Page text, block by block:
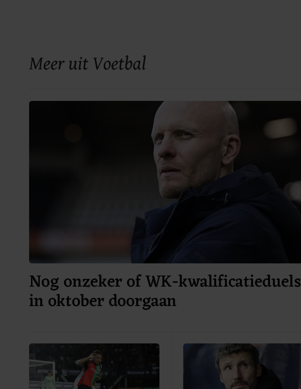
Meer uit Voetbal
Nog onzeker of WK-kwalificatieduels
in oktober doorgaan